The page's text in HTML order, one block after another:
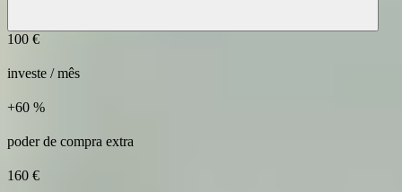
100 €
investe / mês
+60 %
poder de compra extra
160 €